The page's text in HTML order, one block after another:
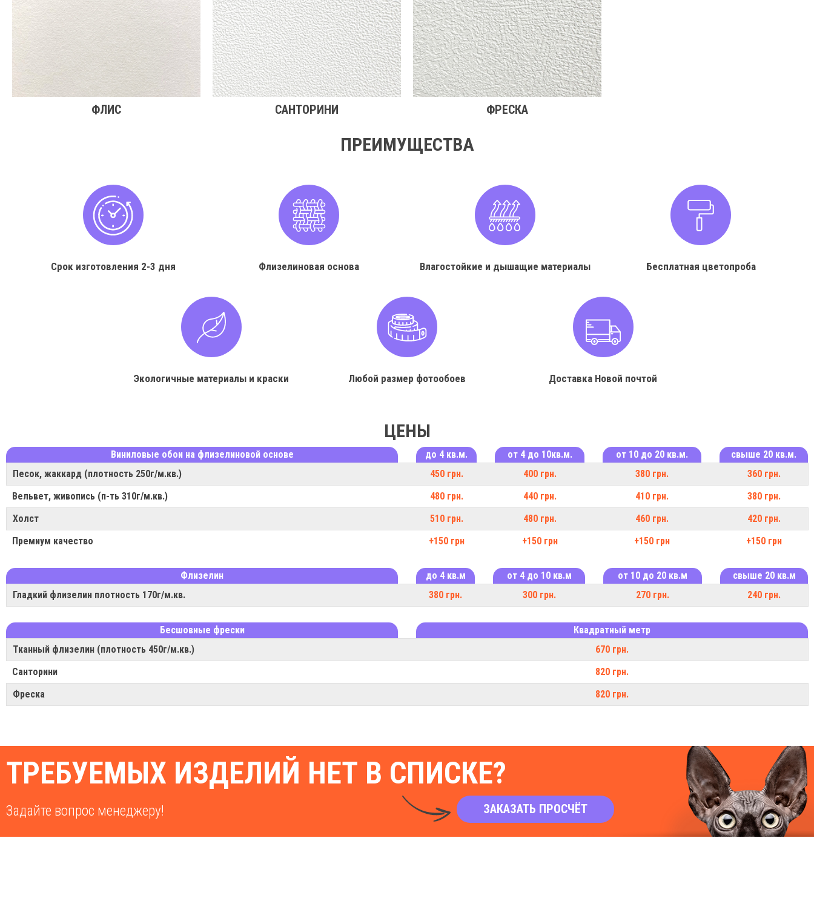
ФЛИС САНТОРИНИ ФРЕСКА
ПРЕИМУЩЕСТВА
Срок изготовления 2-3 дня Флизелиновая основа Влагостойкие и дышащие материалы Бесплатная цветопроба
Экологичные материалы и краски Любой размер фотообоев Доставка Новой почтой
ЦЕНЫ
Виниловые обои на флизелиновой основе до 4 кв.м. от 4 до 10кв.м. от 10 до 20 кв.м.
свыше 20 кв.м.
Песок, жаккард (плотность 250г/м.кв.)
450 грн. 400 грн. 380 грн.
360 грн.
Вельвет, живопись (п-ть 310г/м.кв.)
480 грн. 440 грн. 410 грн.
380 грн.
Холст
510 грн. 480 грн. 460 грн.
420 грн.
Премиум качество
+150 грн +150 грн +150 грн +150 грн
Флизелин до 4 кв.м от 4 до 10 кв.м от 10 до 20 кв.м
свыше 20 кв.м
Гладкий флизелин плотность 170г/м.кв.
380 грн. 300 грн. 270 грн. 240 грн.
Бесшовные фрески
Квадратный метр
Тканный флизелин (плотность 450г/м.кв.)
670 грн.
Санторини
820 грн.
Фреска
820 грн.
ТРЕБУЕМЫХ ИЗДЕЛИЙ НЕТ В СПИСКЕ?
Задайте вопрос менеджеру! ЗАКАЗАТЬ ПРОСЧЁТ